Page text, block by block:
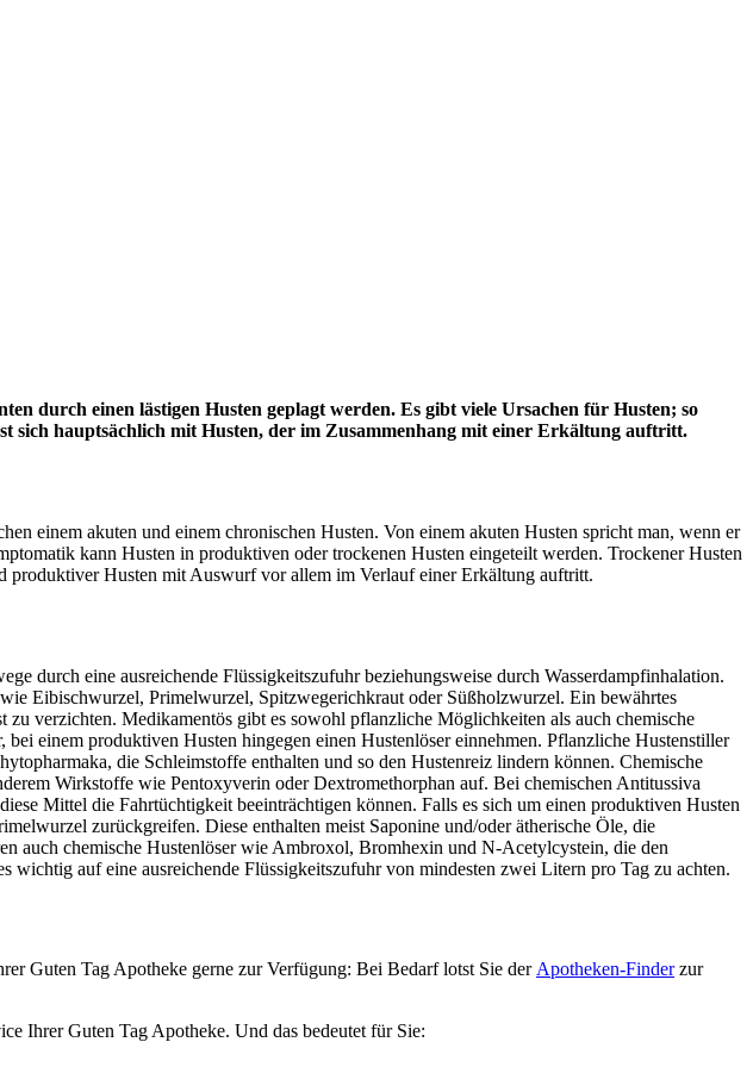
durch einen lästigen Husten geplagt werden. Es gibt viele Ursachen für Husten; so
hauptsächlich mit Husten, der im Zusammenhang mit einer Erkältung auftritt.
einem akuten und einem chronischen Husten. Von einem akuten Husten spricht man, wenn er
kann Husten in produktiven oder trockenen Husten eingeteilt werden. Trockener Husten
Husten mit Auswurf vor allem im Verlauf einer Erkältung auftritt.
durch eine ausreichende Flüssigkeitszufuhr beziehungsweise durch Wasserdampfinhalation.
Eibischwurzel, Primelwurzel, Spitzwegerichkraut oder Süßholzwurzel. Ein bewährtes
verzichten. Medikamentös gibt es sowohl pflanzliche Möglichkeiten als auch chemische
einem produktiven Husten hingegen einen Hustenlöser einnehmen. Pflanzliche Hustenstiller
die Schleimstoffe enthalten und so den Hustenreiz lindern können. Chemische
Wirkstoffe wie Pentoxyverin oder Dextromethorphan auf. Bei chemischen Antitussiva
Mittel die Fahrtüchtigkeit beeinträchtigen können. Falls es sich um einen produktiven Husten
zurückgreifen. Diese enthalten meist Saponine und/oder ätherische Öle, die
auch chemische Hustenlöser wie Ambroxol, Bromhexin und N-Acetylcystein, die den
auf eine ausreichende Flüssigkeitszufuhr von mindesten zwei Litern pro Tag zu achten.
Guten Tag Apotheke gerne zur Verfügung: Bei Bedarf lotst Sie der Apotheken-Finderzur
Ihrer Guten Tag Apotheke. Und das bedeutet für Sie: